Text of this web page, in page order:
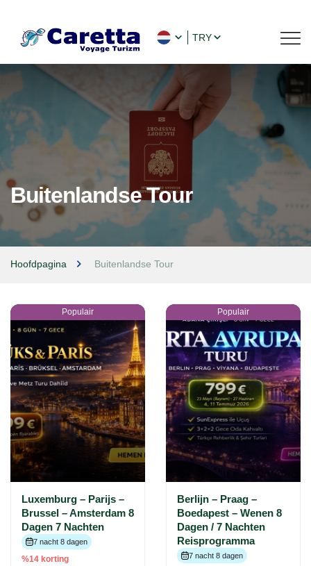
TRY
Buitenlandse Tour
Hoofdpagina Buitenlandse Tour
Populair
Luxemburg – Parijs –
Brussel – Amsterdam 8
Dagen 7 Nachten
7 nacht 8 dagen
%14 korting
Populair
Berlijn – Praag –
Boedapest – Wenen 8
Dagen / 7 Nachten
Reisprogramma
7 nacht 8 dagen